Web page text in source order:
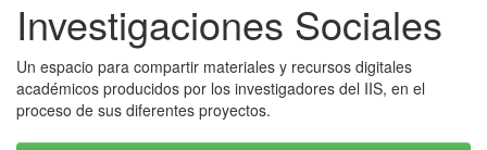
Investigaciones Sociales
Un espacio para compartir materiales y recursos digitales
académicos producidos por los investigadores del IIS, en el
proceso de sus diferentes proyectos.